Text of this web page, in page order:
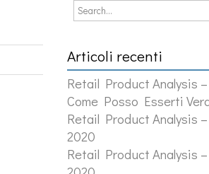
Articoli recenti
Retail Product Analysis
Come Posso Esserti
Retail Product Analysis
2020
Retail Product Analysis